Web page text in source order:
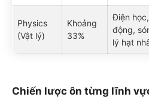
Physics
(Vật lý)
Khoảng
33%
Điện
động,
lý hạt
Chiến lược ôn từng lĩnh